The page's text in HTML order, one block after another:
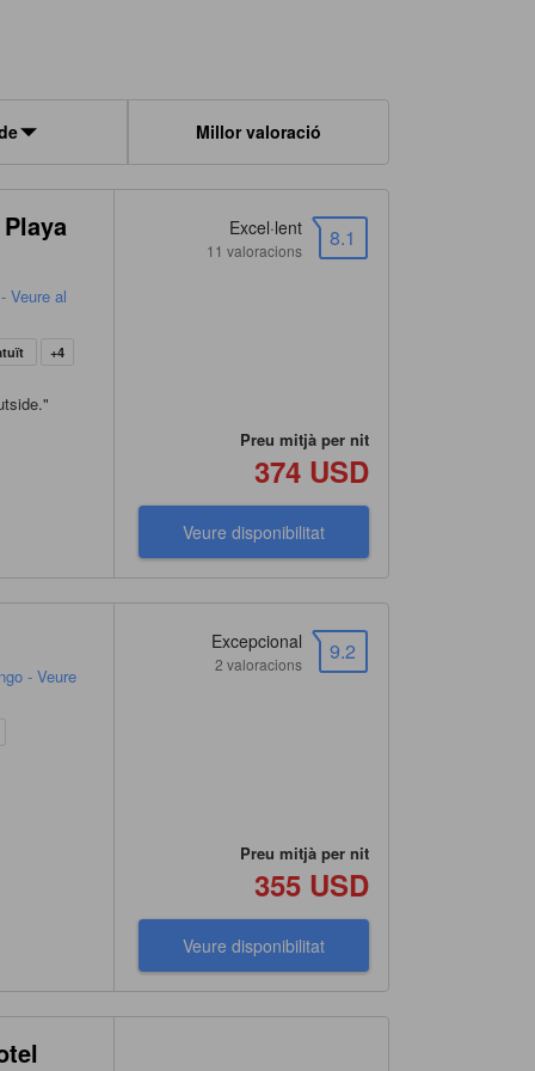
Millor valoració
Veure al
+4
"
8.1
Excel·lent
11 valoracions
Preu mitjà per nit
374 USD
Veure disponibilitat
- Veure
9.2
Excepcional
2 valoracions
Preu mitjà per nit
355 USD
Veure disponibilitat